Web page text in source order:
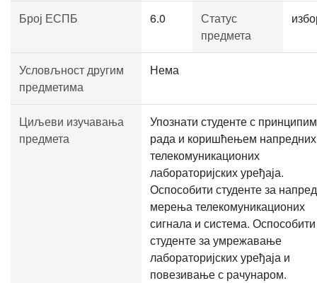
Број ЕСПБ 6.0
Статус
предмета
Условљност другим
предметима
Нема
Циљеви изучавања
предмета
Упознати студенте с
рада и коришћењем напредних
телекомуникационих
лабораторијских уређаја.
Оспособити студенте за
мерења телекомуникационих
сигнала и система. Оспособити
студенте за умрежавање
лабораторијских уређаја и
повезивање с рачунаром.